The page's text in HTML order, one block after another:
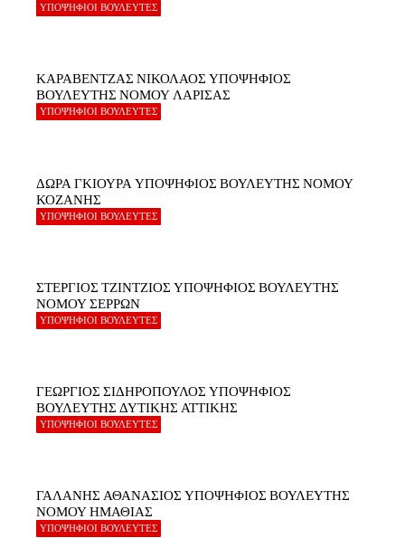
ΥΠΟΨΗΦΙΟΙ ΒΟΥΛΕΥΤΕΣ
ΚΑΡΑΒΕΝΤΖΑΣ ΝΙΚΟΛΑΟΣ ΥΠΟΨΗΦΙΟΣ
ΒΟΥΛΕΥΤΗΣ ΝΟΜΟΥ ΛΑΡΙΣΑΣ
ΥΠΟΨΗΦΙΟΙ ΒΟΥΛΕΥΤΕΣ
ΔΩΡΑ ΓΚΙΟΥΡΑ ΥΠΟΨΗΦΙΟΣ ΒΟΥΛΕΥΤΗΣ ΝΟΜΟΥ
ΚΟΖΑΝΗΣ
ΥΠΟΨΗΦΙΟΙ ΒΟΥΛΕΥΤΕΣ
ΣΤΕΡΓΙΟΣ ΤΖΙΝΤΖΙΟΣ ΥΠΟΨΗΦΙΟΣ ΒΟΥΛΕΥΤΗΣ
ΝΟΜΟΥ ΣΕΡΡΩΝ
ΥΠΟΨΗΦΙΟΙ ΒΟΥΛΕΥΤΕΣ
ΓΕΩΡΓΙΟΣ ΣΙΔΗΡΟΠΟΥΛΟΣ ΥΠΟΨΗΦΙΟΣ
ΒΟΥΛΕΥΤΗΣ ΔΥΤΙΚΗΣ ΑΤΤΙΚΗΣ
ΥΠΟΨΗΦΙΟΙ ΒΟΥΛΕΥΤΕΣ
ΓΑΛΑΝΗΣ ΑΘΑΝΑΣΙΟΣ ΥΠΟΨΗΦΙΟΣ ΒΟΥΛΕΥΤΗΣ
ΝΟΜΟΥ ΗΜΑΘΙΑΣ
ΥΠΟΨΗΦΙΟΙ ΒΟΥΛΕΥΤΕΣ